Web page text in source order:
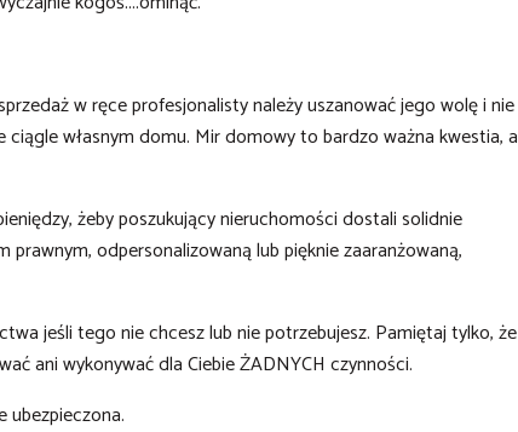
w ręce profesjonalisty należy uszanować jego wolę i nie
własnym domu. Mir domowy to bardzo ważna kwestia, a
żeby poszukujący nieruchomości dostali solidnie
odpersonalizowaną lub pięknie zaaranżowaną,
jeśli tego nie chcesz lub nie potrzebujesz. Pamiętaj tylko, że
ani wykonywać dla Ciebie ŻADNYCH czynności.
ubezpieczona.